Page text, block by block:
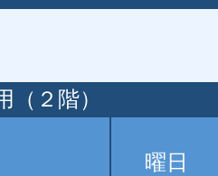
２階）
曜日